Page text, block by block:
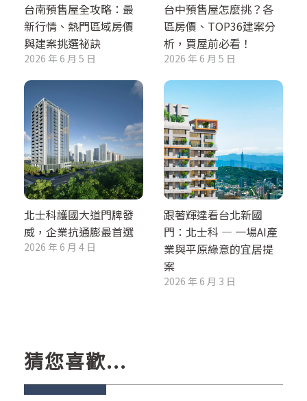
台南預售屋全攻略：最
新行情、熱門區域房價
與建案挑選祕訣
2026 年 6 月 5 日
台中預售屋怎麼挑？各
區房價、TOP36建案分
析，買屋前必看！
2026 年 6 月 5 日
北士科護國大道門牌發
威，企業抗通膨最首選
2026 年 6 月 4 日
跟著輝達看台北新國
門：北士科 — 一場AI產
業與平原綠意的宜居提
案
2026 年 6 月 3 日
猜您喜歡...